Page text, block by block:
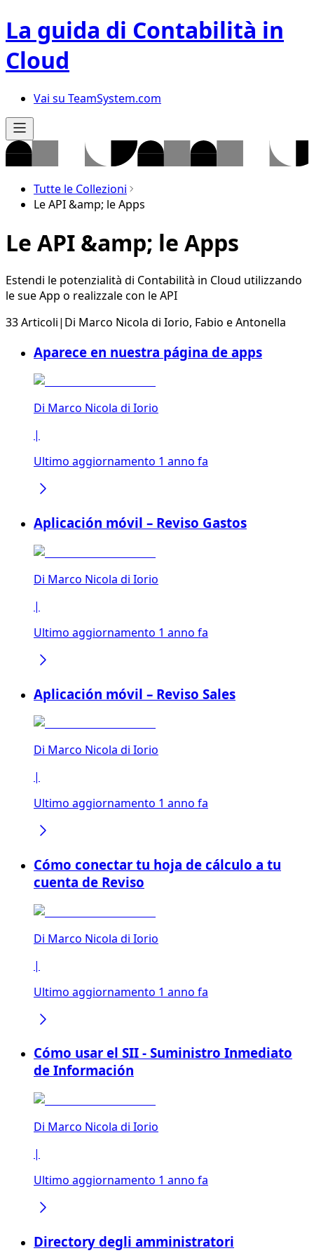
La guida di Contabilità in
Cloud
Vai su TeamSystem.com
Tutte le Collezioni
Le API &amp; le Apps
Le API &amp; le Apps
Estendi le potenzialità di Contabilità in Cloud utilizzando
le sue App o realizzale con le API
33 Articoli| Di Marco Nicola di Iorio, Fabio eAntonella
Aparece en nuestra página de apps
Di Marco Nicola di Iorio
|
Ultimo aggiornamento 1 anno fa
Aplicación móvil – Reviso Gastos
Di Marco Nicola di Iorio
|
Ultimo aggiornamento 1 anno fa
Aplicación móvil – Reviso Sales
Di Marco Nicola di Iorio
|
Ultimo aggiornamento 1 anno fa
Cómo conectar tu hoja de cálculo a tu
cuenta de Reviso
Di Marco Nicola di Iorio
|
Ultimo aggiornamento 1 anno fa
Cómo usar el SII - Suministro Inmediato
de Información
Di Marco Nicola di Iorio
|
Ultimo aggiornamento 1 anno fa
Directory degli amministratori